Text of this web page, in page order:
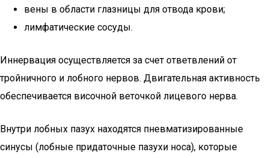
вены в области глазницы для отвода крови;
лимфатические сосуды.
Иннервация осуществляется за счет ответвлений от
тройничного и лобного нервов. Двигательная активность
обеспечивается височной веточкой лицевого нерва.
Внутри лобных пазух находятся пневматизированные
синусы (лобные придаточные пазухи носа), которые